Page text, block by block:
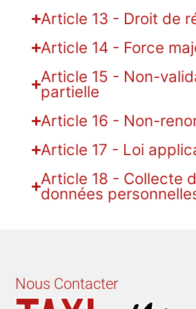
Article 13 - Droit de
Article 14 - Force
Article 15 - Non-
partielle
Article 16 - Non-
Article 17 - Loi
Article 18 - Collecte
données
Nous Contacter